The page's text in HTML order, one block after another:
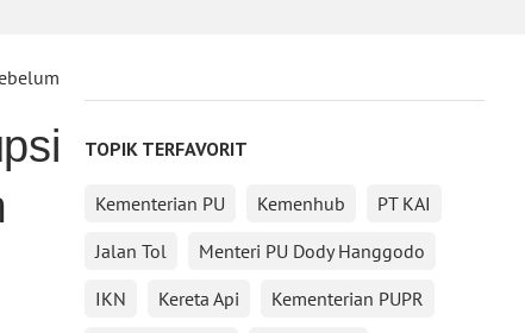
TOPIK TERFAVORIT
Kementerian PU Kemenhub
PT KAI
Jalan Tol
Menteri PU Dody Hanggodo
IKN
Kereta Api
Kementerian PUPR